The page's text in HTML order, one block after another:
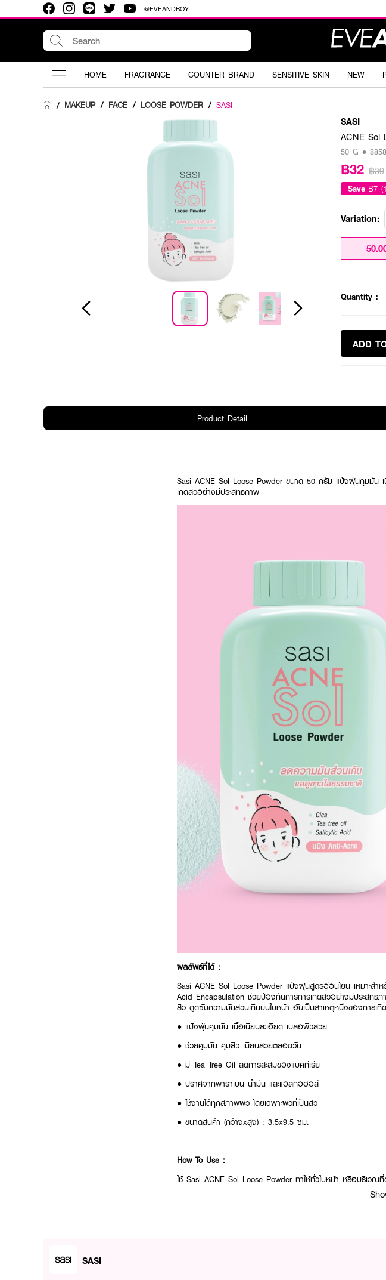
@EVEANDBOY
HOME FRAGRANCE COUNTER BRAND SENSITIVE SKIN NEW
/ MAKEUP / FACE / LOOSE POWDER / SASI
SASI
ACNE Sol
50 G •
฿32 ฿39
Save ฿7
Variation:
Quantity :
ADD
Product Detail
Sasi ACNE Sol Loose Powder ขนาด 50 กรัม แป้งฝุ่นคุมมัน เ
เกิดสิวอย่างมีประสิทธิภาพ
ผลลัพธ์ที่ได้ :
Sasi ACNE Sol Loose Powder แป้งฝุ่นสูตรอ่อนโยน เหมาะสำ
Acid Encapsulation ช่วยป้องกันการการเกิดสิวอย่างมีประสิท
สิว ดูดซับความมันส่วนเกินบนใบหน้า อันเป็นสาเหตุหนึ่งของการเ
● แป้งฝุ่นคุมมัน เนื้อเนียนละเอียด เบลอผิวสวย
● ช่วยคุมมัน คุมสิว เนียนสวยตลอดวัน
● มี Tea Tree Oil ลดการสะสมของแบคทีเรีย
● ปราศจากพาราเบน น้ำมัน และแอลกอฮอล์
● ใช้งานได้ทุกสภาพผิว โดยเฉพาะผิวที่เป็นสิว
● ขนาดสินค้า (กว้างxสูง) : 3.5x9.5 ซม.
How To Use :
ใช้ Sasi ACNE Sol Loose Powder ทาให้ทั่วใบหน้า หรือบริเวณ
SASI